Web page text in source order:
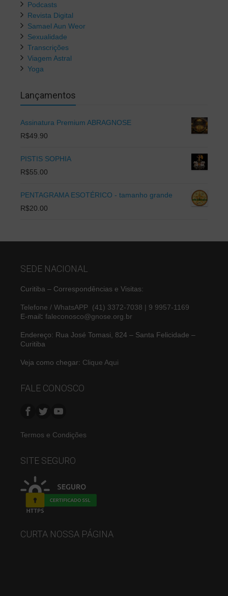
Podcasts
Revista Digital
Samael Aun Weor
Sexualidade
Transcrições
Viagem Astral
Yoga
Lançamentos
Assinatura Premium ABRAGNOSE
R$49.90
PISTIS SOPHIA
R$55.00
PENTAGRAMA ESOTÉRICO - tamanho grande
R$20.00
SEDE NACIONAL
Curitiba – Correspondências e Visitas:
Telefone / WhatsAPP (41) 3372-7038 | 9 9957-1169
E-mail: faleconosco@gnose.org.br
Endereço: Rua José Tomasi, 824 – Santa Felicidade –
Curitiba
Veja como chegar: Clique Aqui
FALE CONOSCO
Termos e Condições
SITE SEGURO
CURTA NOSSA PÁGINA